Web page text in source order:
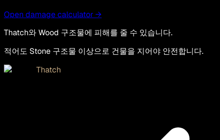
Open damage calculator →
Thatch와 Wood 구조물에 피해를 줄 수 있습니다.
적어도 Stone 구조물 이상으로 건물을 지어야 안전합니다.
Thatch